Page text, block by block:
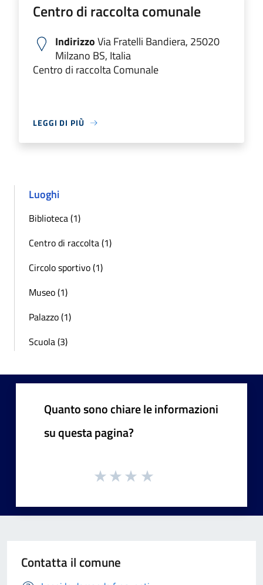
Centro di raccolta comunale
IndirizzoVia Fratelli Bandiera, 25020
Milzano BS, Italia
Centro di raccolta Comunale
LEGGI DI PIÙ
Luoghi
Biblioteca (1)
Centro di raccolta (1)
Circolo sportivo (1)
Museo (1)
Palazzo (1)
Scuola (3)
Quanto sono chiare le informazioni
su questa pagina?
Contatta il comune